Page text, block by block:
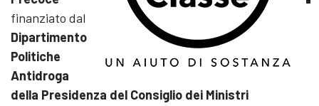
finanziato dal
Dipartimento
Politiche
Antidroga
della Presidenza del Consiglio dei Ministri